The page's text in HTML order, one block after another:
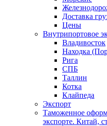
Доставка
Цены
Внутрипортовое
Владивосток
Находка
Рига
СПБ
Таллин
Котка
Клайпеда
Экспорт
Таможенное
экспорте. Китай,